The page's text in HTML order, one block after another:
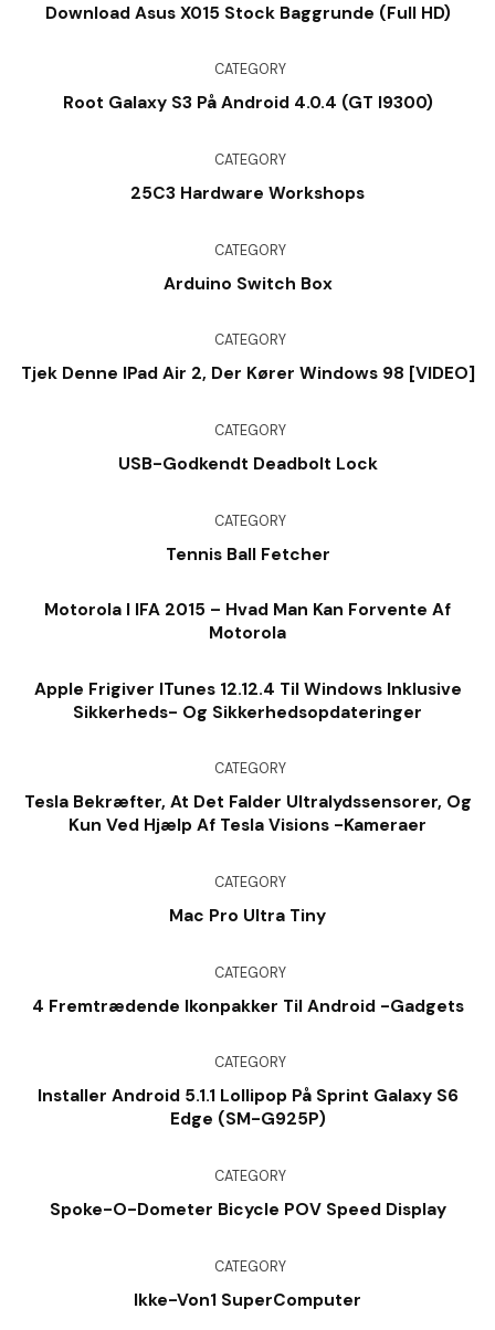
Download Asus X015 Stock Baggrunde (Full HD)
CATEGORY
Root Galaxy S3 På Android 4.0.4 (GT I9300)
CATEGORY
25C3 Hardware Workshops
CATEGORY
Arduino Switch Box
CATEGORY
Tjek Denne IPad Air 2, Der Kører Windows 98 [VIDEO]
CATEGORY
USB-Godkendt Deadbolt Lock
CATEGORY
Tennis Ball Fetcher
Motorola I IFA 2015 – Hvad Man Kan Forvente Af
Motorola
Apple Frigiver ITunes 12.12.4 Til Windows Inklusive
Sikkerheds- Og Sikkerhedsopdateringer
CATEGORY
Tesla Bekræfter, At Det Falder Ultralydssensorer, Og
Kun Ved Hjælp Af Tesla Visions -kameraer
CATEGORY
Mac Pro Ultra Tiny
CATEGORY
4 Fremtrædende Ikonpakker Til Android -gadgets
CATEGORY
Installer Android 5.1.1 Lollipop På Sprint Galaxy S6
Edge (SM-G925P)
CATEGORY
Spoke-O-Dometer Bicycle POV Speed Display
CATEGORY
Ikke-Von1 SuperComputer